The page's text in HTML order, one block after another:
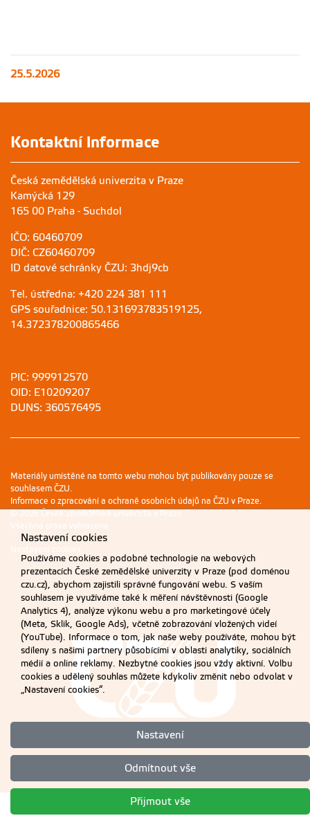
25.5.2026
Kontaktní informace
Česká zemědělská univerzita v Praze
Kamýcká 129
165 00 Praha - Suchdol
IČO: 60460709
DIČ: CZ60460709
ID datové schránky ČZU: 3hdj9cb
Tel. ústředna: +420 224 381 111
GPS souřadnice: 50.131693783519125,
14.372378200865466
PIC: 999912570
OID: E10209207
DUNS: 360576495
Materiály umístěné na tomto webu mohou být publikovány pouze se
souhlasem ČZU.
Informace o zpracování a ochraně osobních údajů na ČZU v Praze.
© 2026 Česká zemědělská univerzita v Praze
Všechna práva vyhrazena
Nastavení cookies
Nastavení cookies
Používáme cookies a podobné technologie na webových
prezentacích České zemědělské univerzity v Praze (pod doménou
czu.cz), abychom zajistili správné fungování webu. S vaším
souhlasem je využíváme také k měření návštěvnosti (Google
Analytics 4), analýze výkonu webu a pro marketingové účely
(Meta, Sklik, Google Ads), včetně zobrazování vložených videí
(YouTube). Informace o tom, jak naše weby používáte, mohou být
sdíleny s našimi partnery působícími v oblasti analytiky, sociálních
médií a online reklamy. Nezbytné cookies jsou vždy aktivní. Volbu
cookies a udělený souhlas můžete kdykoliv změnit nebo odvolat v
„Nastavení cookies“.
Nastavení
Odmítnout vše
Přijmout vše